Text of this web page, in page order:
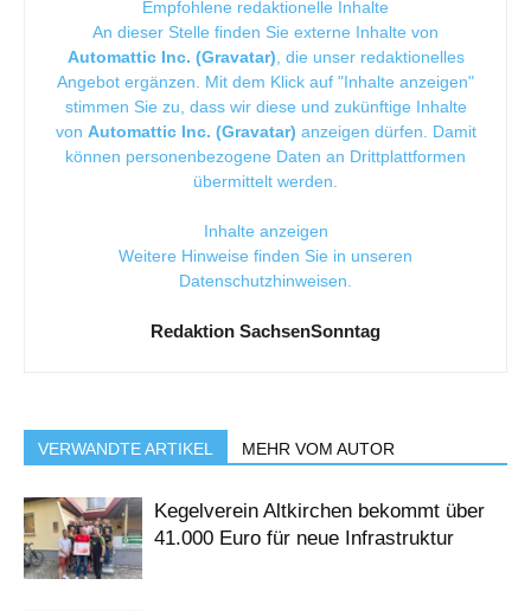
Empfohlene redaktionelle Inhalte
An dieser Stelle finden Sie externe Inhalte von
Automattic Inc. (Gravatar) , die unser redaktionelles
Angebot ergänzen. Mit dem Klick auf "Inhalte anzeigen"
stimmen Sie zu, dass wir diese und zukünftige Inhalte
von Automattic Inc. (Gravatar) anzeigen dürfen. Damit
können personenbezogene Daten an Drittplattformen
übermittelt werden.
Inhalte anzeigen
Weitere Hinweise finden Sie in unseren
Datenschutzhinweisen
Redaktion SachsenSonntag
VERWANDTE ARTIKEL MEHR VOM AUTOR
Kegelverein Altkirchen bekommt über
41.000 Euro für neue Infrastruktur